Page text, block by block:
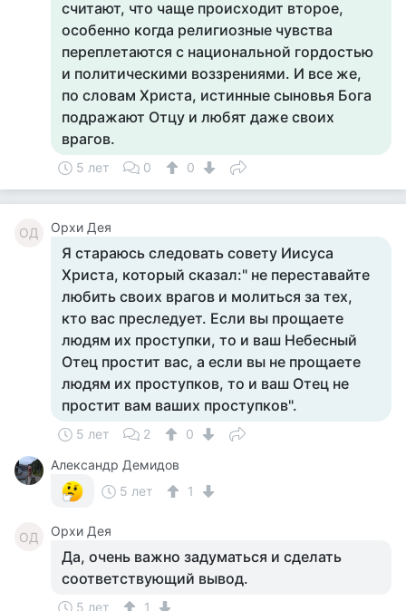
считают, что чаще происходит второе,
особенно когда религиозные чувства
переплетаются с национальной гордостью
и политическими воззрениями. И все же,
по словам Христа, истинные сыновья Бога
подражают Отцу и любят даже своих
врагов.
5 лет 0 0
ОД Орхи Дея
Я стараюсь следовать совету Иисуса
Христа, который сказал:" не переставайте
любить своих врагов и молиться за тех,
кто вас преследует. Если вы прощаете
людям их проступки, то и ваш Небесный
Отец простит вас, а если вы не прощаете
людям их проступков, то и ваш Отец не
простит вам ваших проступков".
5 лет 2
0
Александр Демидов
5 лет
1
ОД Орхи Дея
Да, очень важно задуматься и сделать
соответствующий вывод.
5 лет 1